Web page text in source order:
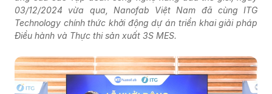
03/12/2024 vừa qua, Nanofab Việt Nam đã cùng ITG
Technology chính thức khởi động dự án triển khai giải pháp
Điều hành và Thực thi sản xuất 3S MES.